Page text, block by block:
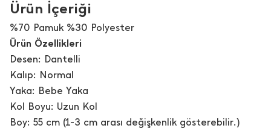
Ürün İçeriği
%70 Pamuk %30 Polyester
Ürün Özellikleri
Desen: Dantelli
Kalıp: Normal
Yaka: Bebe Yaka
Kol Boyu: Uzun Kol
Boy: 55 cm (1-3 cm arası değişkenlik gösterebilir.)